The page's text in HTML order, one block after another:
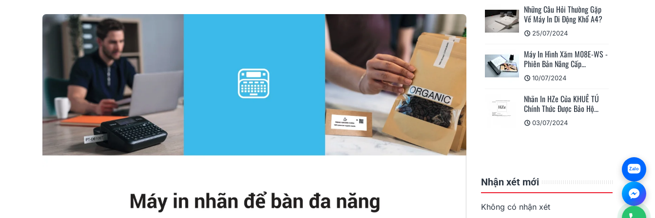
Về Máy In Di Động Khổ A4?
25/07/2024
Máy In Hình Xăm M08E-WS -
Phiên Bản Nâng Cấp...
10/07/2024
Nhãn In HZe Của KHUÊ TÚ
Chính Thức Được Bảo Hộ...
03/07/2024
Máy In Di Động M110/M200
Ứng Dụng Phù Hợp Cho...
Ứng Dụng Giải Pháp In Ấn Và
Dán Nhãn Cho Giao...
Máy In Nhãn Di Động
M110/M200 Có Đáng Mua
Không?
Nhận xét mới
Không có nhận xét
Zalo